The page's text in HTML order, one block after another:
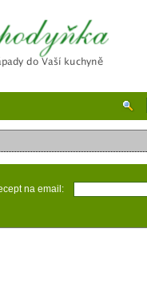
na email: